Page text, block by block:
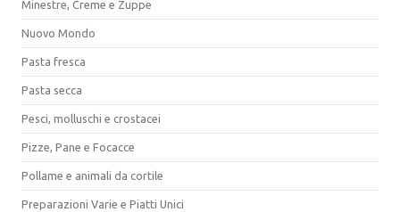
Minestre, Creme e Zuppe
Nuovo Mondo
Pasta fresca
Pasta secca
Pesci, molluschi e crostacei
Pizze, Pane e Focacce
Pollame e animali da cortile
Preparazioni Varie e Piatti Unici